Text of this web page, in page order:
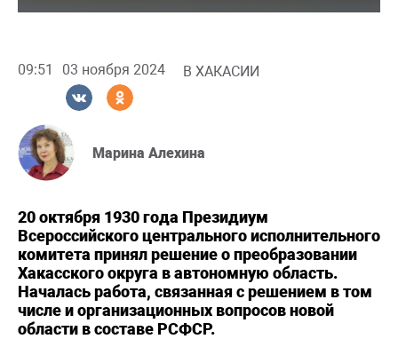
09:51 03 ноября 2024 В ХАКАСИИ
Марина Алехина
20 октября 1930 года Президиум
Всероссийского центрального исполнительного
комитета принял решение о преобразовании
Хакасского округа в автономную область.
Началась работа, связанная с решением в том
числе и организационных вопросов новой
области в составе РСФСР.